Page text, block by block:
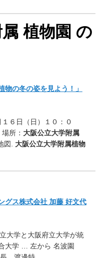
植物園 の
物の冬の姿を見よう！」
６日（日）１０：０
所： 大阪公立大学附属
図. 大阪公立大学附属植物
グス株式会社 加藤 好文代
大学と大阪府立大学が統
大学 … 左から 名波園